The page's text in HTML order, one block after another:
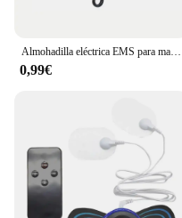
Almohadilla eléctrica EMS para masaje de pies, estera plegable para aliviar el dolor, relajación de los pies, envío directo
0,99€